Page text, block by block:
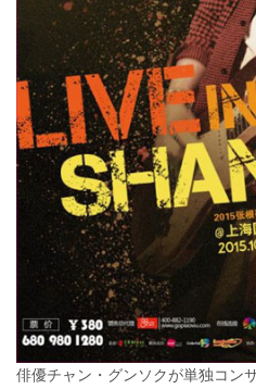
俳優チャン・グンソクが単独コン